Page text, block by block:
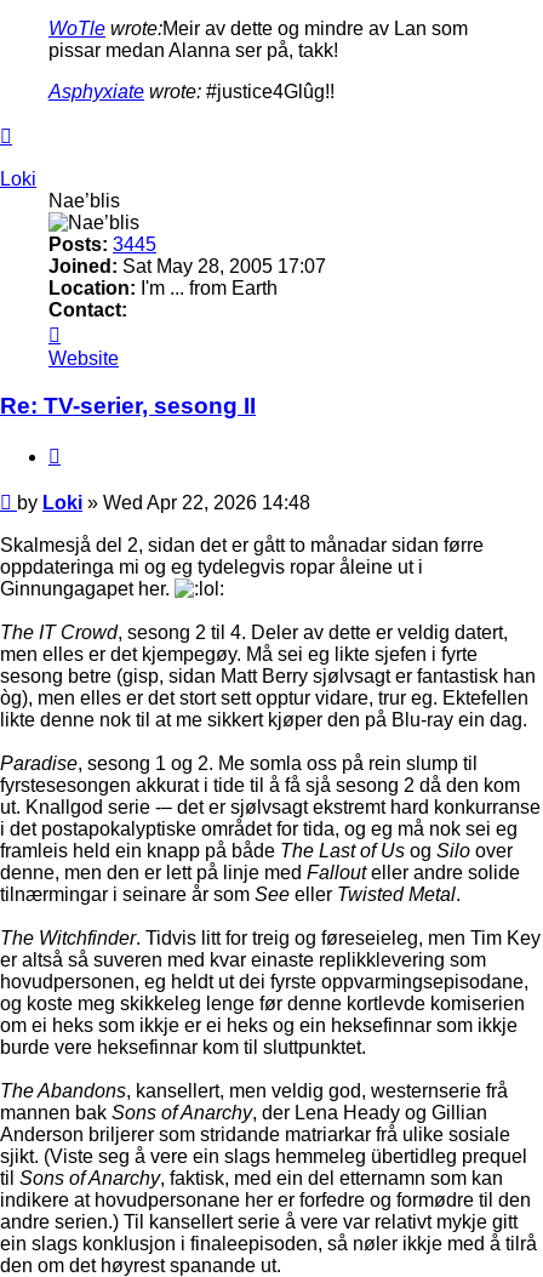
WoTle wrote:Meir av dette og mindre av Lan som
pissar medan Alanna ser på, takk!
Asphyxiate wrote: #justice4Glûg!!
Loki
Nae’blis
Posts: 3445
Joined: Sat May 28, 2005 17:07
Location: I'm ... from Earth
Contact:
Loki
Website
Re: TV-serier, sesong II
Post
by Loki » Wed Apr 22, 2026 14:48
Skalmesjå del 2, sidan det er gått to månadar sidan førre
oppdateringa mi og eg tydelegvis ropar åleine ut i
Ginnungagapet her.
The IT Crowd, sesong 2 til 4. Deler av dette er veldig datert,
men elles er det kjempegøy. Må sei eg likte sjefen i fyrte
sesong betre (gisp, sidan Matt Berry sjølvsagt er fantastisk han
òg), men elles er det stort sett opptur vidare, trur eg. Ektefellen
likte denne nok til at me sikkert kjøper den på Blu-ray ein dag.
Paradise, sesong 1 og 2. Me somla oss på rein slump til
fyrstesesongen akkurat i tide til å få sjå sesong 2 då den kom
ut. Knallgod serie -– det er sjølvsagt ekstremt hard konkurranse
i det postapokalyptiske området for tida, og eg må nok sei eg
framleis held ein knapp på både The Last of Us og Silo over
denne, men den er lett på linje med Fallouteller andre solide
tilnærmingar i seinare år som See eller Twisted Metal.
The Witchfinder. Tidvis litt for treig og føreseieleg, men Tim Key
er altså så suveren med kvar einaste replikklevering som
hovudpersonen, eg heldt ut dei fyrste oppvarmingsepisodane,
og koste meg skikkeleg lenge før denne kortlevde komiserien
om ei heks som ikkje er ei heks og ein heksefinnar som ikkje
burde vere heksefinnar kom til sluttpunktet.
The Abandons, kansellert, men veldig god, westernserie frå
mannen bak Sons of Anarchy, der Lena Heady og Gillian
Anderson briljerer som stridande matriarkar frå ulike sosiale
sjikt. (Viste seg å vere ein slags hemmeleg übertidleg prequel
til Sons of Anarchy, faktisk, med ein del etternamn som kan
indikere at hovudpersonane her er forfedre og formødre til den
andre serien.) Til kansellert serie å vere var relativt mykje gitt
ein slags konklusjon i finaleepisoden, så nøler ikkje med å tilrå
den om det høyrest spanande ut.